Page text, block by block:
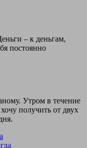
– к деньгам,
постоянно
Утром в течение
получить от двух